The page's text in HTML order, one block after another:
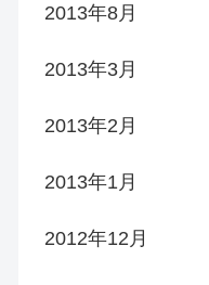
2013年8月
2013年3月
2013年2月
2013年1月
2012年12月